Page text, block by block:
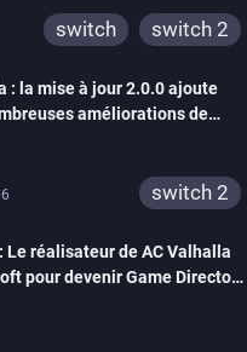
switch switch 2
: la mise à jour 2.0.0 ajoute
améliorations de
switch 2
: Le réalisateur de AC Valhalla
pour devenir Game Director